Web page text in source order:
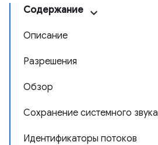
Содержание
Описание
Разрешения
Обзор
Сохранение системного звука
Идентификаторы потоков